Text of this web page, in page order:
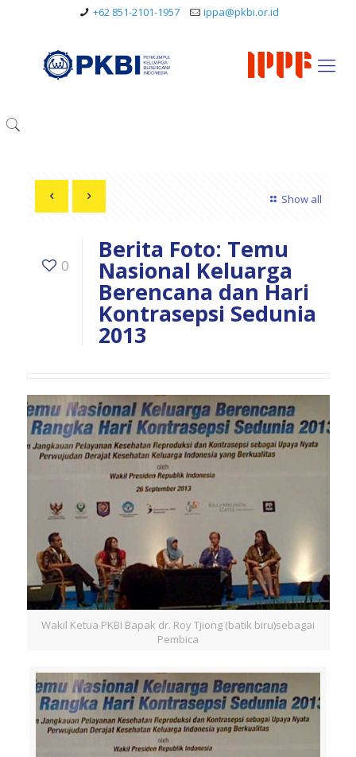
+62 851-2101-1957 ippa@pkbi.or.id
Show all
0
Berita Foto: Temu
Nasional Keluarga
Berencana dan Hari
Kontrasepsi Sedunia
2013
Wakil Ketua PKBI Bapak dr. Roy Tjiong (batik biru)sebagai
Pembica